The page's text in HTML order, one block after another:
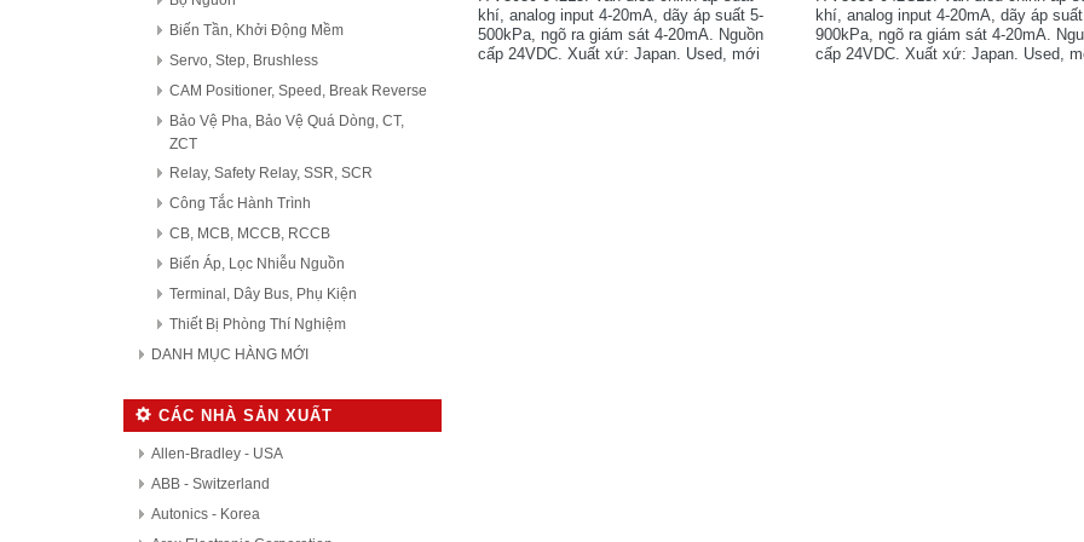
Biến Tần, Khởi Động Mềm
Servo, Step, Brushless
CAM Positioner, Speed, Break Reverse
Bảo Vệ Pha, Bảo Vệ Quá Dòng, CT,
ZCT
Relay, Safety Relay, SSR, SCR
Công Tắc Hành Trình
CB, MCB, MCCB, RCCB
Biến Áp, Lọc Nhiễu Nguồn
Terminal, Dây Bus, Phụ Kiện
Thiết Bị Phòng Thí Nghiệm
DANH MỤC HÀNG MỚI
CÁC NHÀ SẢN XUẤT
Allen-Bradley - USA
ABB - Switzerland
Autonics - Korea
khí, analog input 4-20mA, dãy áp suất 5-
500kPa, ngõ ra giám sát 4-20mA. Nguồn
cấp 24VDC. Xuất xứ: Japan. Used, mới
khí, analog input 4-20mA, dãy áp
900kPa, ngõ ra giám sát 4-20mA.
cấp 24VDC. Xuất xứ: Japan. Used,